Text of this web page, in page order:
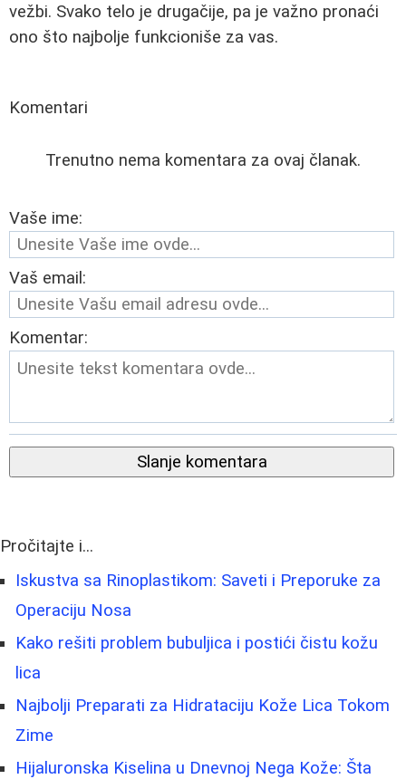
vežbi. Svako telo je drugačije, pa je važno pronaći
ono što najbolje funkcioniše za vas.
Komentari
Trenutno nema komentara za ovaj članak.
Vaše ime:
Vaš email:
Komentar:
Slanje komentara
Pročitajte i...
Iskustva sa Rinoplastikom: Saveti i Preporuke za
Operaciju Nosa
Kako rešiti problem bubuljica i postići čistu kožu
lica
Najbolji Preparati za Hidrataciju Kože Lica Tokom
Zime
Hijaluronska Kiselina u Dnevnoj Nega Kože: Šta